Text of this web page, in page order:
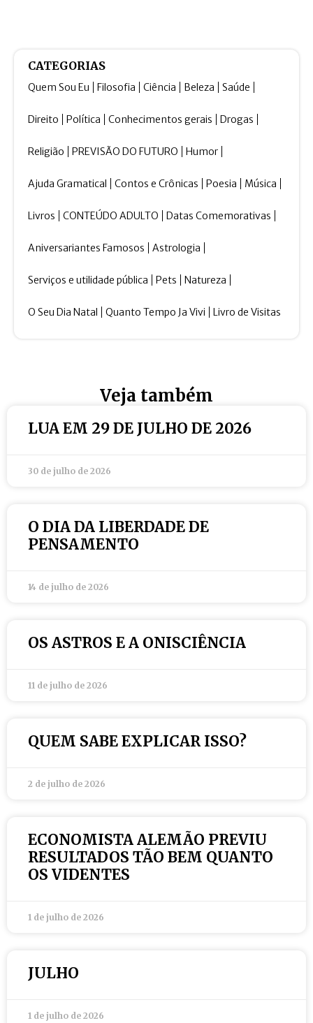
CATEGORIAS
Quem Sou Eu Filosofia Ciência Beleza Saúde
Direito Política Conhecimentos gerais Drogas
Religião PREVISÃO DO FUTURO Humor
Ajuda Gramatical Contos e Crônicas Poesia Música
Livros CONTEÚDO ADULTO Datas Comemorativas
Aniversariantes Famosos Astrologia
Serviços e utilidade pública Pets Natureza
O Seu Dia Natal Quanto Tempo Ja Vivi Livro de Visitas
Veja também
LUA EM 29 DE JULHO DE 2026
30 de julho de 2026
O DIA DA LIBERDADE DE
PENSAMENTO
14 de julho de 2026
OS ASTROS E A ONISCIÊNCIA
11 de julho de 2026
QUEM SABE EXPLICAR ISSO?
2 de julho de 2026
ECONOMISTA ALEMÃO PREVIU
RESULTADOS TÃO BEM QUANTO
OS VIDENTES
1 de julho de 2026
JULHO
1 de julho de 2026